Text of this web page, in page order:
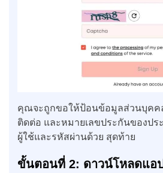
คุณจะถูกขอให้ป้อนข้อมูลส่วนบุคคล
ติดต่อ และหมายเลขประกันของปร
ผู้ใช้และรหัสผ่านด้วย สุดท้าย
ขั้นตอนที่ 2: ดาวน์โหลดแอป